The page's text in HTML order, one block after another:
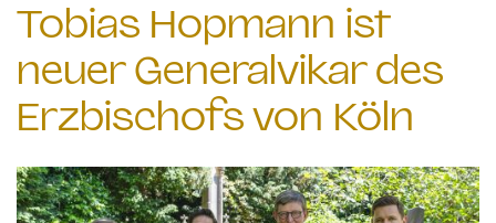
Tobias Hopmann ist
neuer Generalvikar des
Erzbischofs von Köln